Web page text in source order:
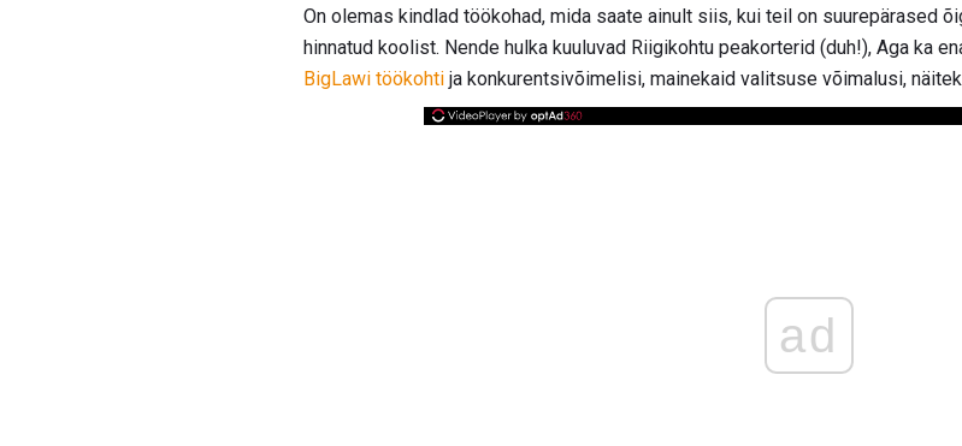
On olemas kindlad töökohad, mida saate ainult siis, kui teil on suurepärased
hinnatud koolist. Nende hulka kuuluvad Riigikohtu peakorterid (duh!), Aga ka
BigLawi töökohti ja konkurentsivõimelisi, mainekaid valitsuse võimalusi,
ad